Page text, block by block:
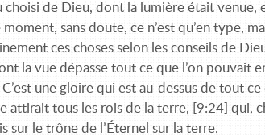
choisi de Dieu, dont la lumière était venue,
sans doute, ce n’est qu’en type,
ces choses selon les conseils de
la vue dépasse tout ce que l’on
une gloire qui est au-dessus de tout
attirait tous les rois de la terre, [9:24] qui,
sur le trône de l’Éternel sur la terre.